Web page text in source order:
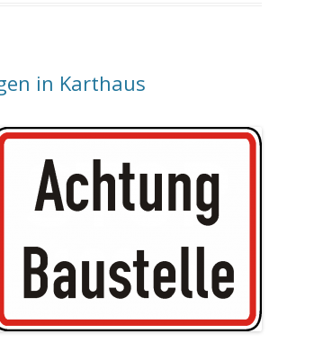
in Karthaus